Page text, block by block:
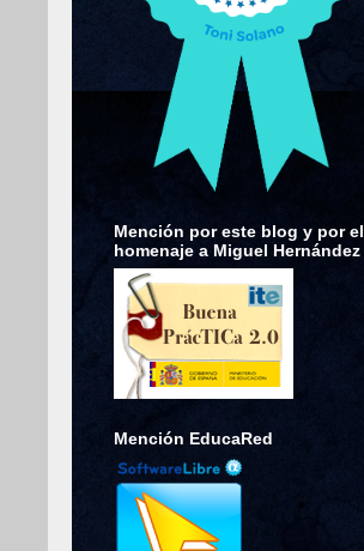
Mención por este blog y por el
homenaje a Miguel Hernández
Mención EducaRed